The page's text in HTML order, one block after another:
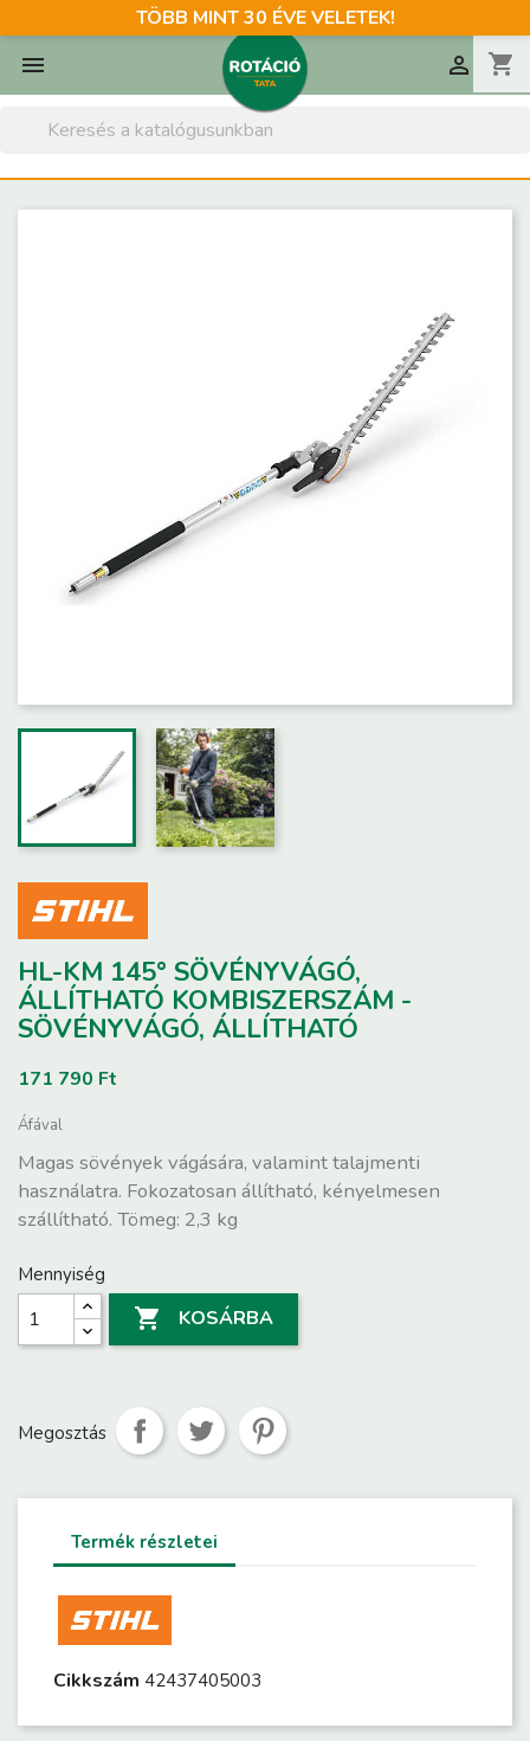
TÖBB MINT 30 ÉVE VELETEK!
 shopping_cart

HL-KM 145° SÖVÉNYVÁGÓ,
ÁLLÍTHATÓ KOMBISZERSZÁM -
SÖVÉNYVÁGÓ, ÁLLÍTHATÓ
171 790 Ft
Áfával
Magas sövények vágására, valamint talajmenti
használatra. Fokozatosan állítható, kényelmesen
szállítható. Tömeg: 2,3 kg
Mennyiség
 KOSÁRBA
Megosztás
Termék részletei
Cikkszám 42437405003